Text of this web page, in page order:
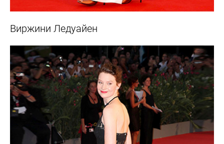
Виржини Ледуайен